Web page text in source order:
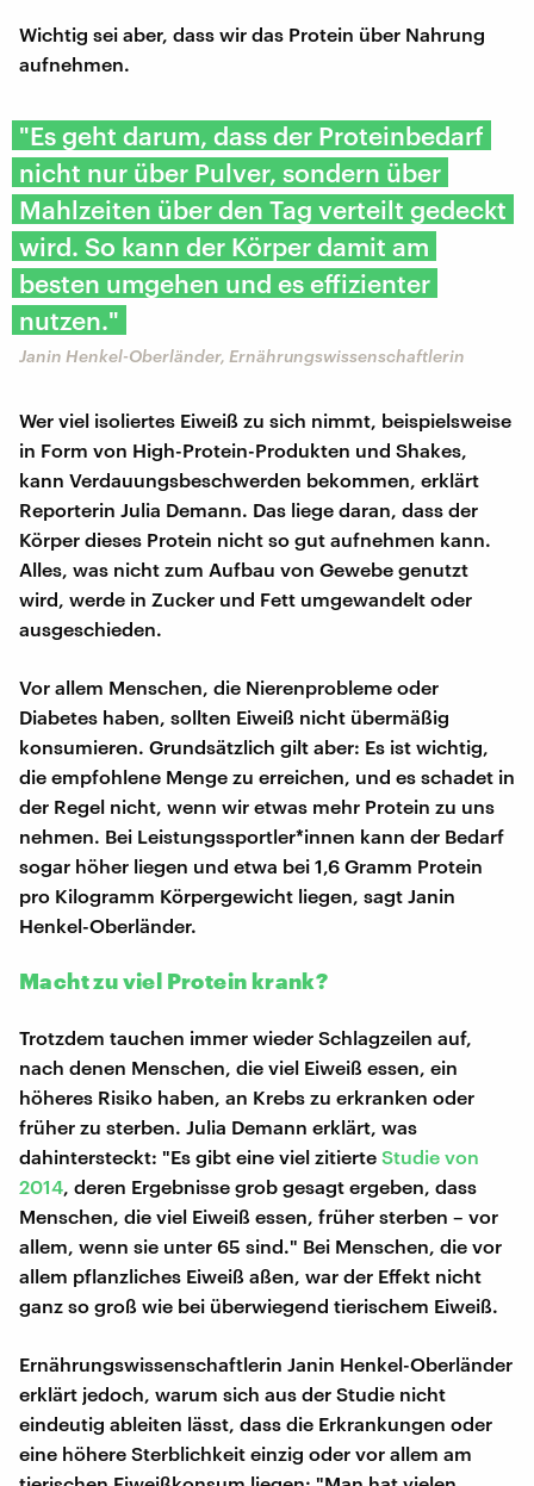
Wichtig sei aber, dass wir das Protein über Nahrung
aufnehmen.
"Es geht darum, dass der Proteinbedarf
nicht nur über Pulver, sondern über
Mahlzeiten über den Tag verteilt gedeckt
wird. So kann der Körper damit am
besten umgehen und es effizienter
nutzen."
Janin Henkel-Oberländer, Ernährungswissenschaftlerin
Wer viel isoliertes Eiweiß zu sich nimmt, beispielsweise
in Form von High-Protein-Produkten und Shakes,
kann Verdauungsbeschwerden bekommen, erklärt
Reporterin Julia Demann. Das liege daran, dass der
Körper dieses Protein nicht so gut aufnehmen kann.
Alles, was nicht zum Aufbau von Gewebe genutzt
wird, werde in Zucker und Fett umgewandelt oder
ausgeschieden.
Vor allem Menschen, die Nierenprobleme oder
Diabetes haben, sollten Eiweiß nicht übermäßig
konsumieren. Grundsätzlich gilt aber: Es ist wichtig,
die empfohlene Menge zu erreichen, und es schadet in
der Regel nicht, wenn wir etwas mehr Protein zu uns
nehmen. Bei Leistungssportler*innen kann der Bedarf
sogar höher liegen und etwa bei 1,6 Gramm Protein
pro Kilogramm Körpergewicht liegen, sagt Janin
Henkel-Oberländer.
Macht zu viel Protein krank?
Trotzdem tauchen immer wieder Schlagzeilen auf,
nach denen Menschen, die viel Eiweiß essen, ein
höheres Risiko haben, an Krebs zu erkranken oder
früher zu sterben. Julia Demann erklärt, was
dahintersteckt: "Es gibt eine viel zitierte Studie von
2014 , deren Ergebnisse grob gesagt ergeben, dass
Menschen, die viel Eiweiß essen, früher sterben – vor
allem, wenn sie unter 65 sind." Bei Menschen, die vor
allem pflanzliches Eiweiß aßen, war der Effekt nicht
ganz so groß wie bei überwiegend tierischem Eiweiß.
Ernährungswissenschaftlerin Janin Henkel-Oberländer
erklärt jedoch, warum sich aus der Studie nicht
eindeutig ableiten lässt, dass die Erkrankungen oder
eine höhere Sterblichkeit einzig oder vor allem am